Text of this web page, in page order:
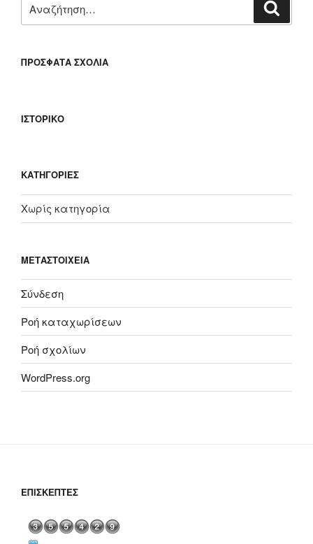
για:
ΠΡΌΣΦΑΤΑ ΣΧΌΛΙΑ
ΙΣΤΟΡΙΚΌ
KΑΤΗΓΟΡΊΕΣ
Χωρίς κατηγορία
ΜΕΤΑΣΤΟΙΧΕΊΑ
Σύνδεση
Ροή καταχωρίσεων
Ροή σχολίων
WordPress.org
ΕΠΙΣΚΈΠΤΕΣ